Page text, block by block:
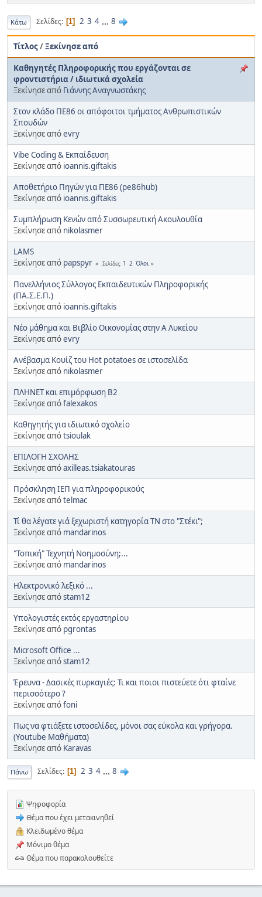
Κάτω Σελίδες 1 2 3 4 ... 8
Τίτλος/Ξεκίνησε από
Καθηγητές Πληροφορικής που εργάζονται σε
φροντιστήρια / ιδιωτικά σχολεία
Ξεκίνησε από Γιάννης Αναγνωστάκης
Στον κλάδο ΠΕ86 οι απόφοιτοι τμήματος Ανθρωπιστικών
Σπουδών
Ξεκίνησε απόevry
Vibe Coding & Εκπαίδευση
Ξεκίνησε από ioannis.giftakis
Αποθετήριο Πηγών για ΠΕ86 (pe86hub)
Ξεκίνησε από ioannis.giftakis
Συμπλήρωση Κενών από Συσσωρευτική Ακουλουθία
Ξεκίνησε από nikolasmer
LAMS
Ξεκίνησε από papspyr Σελίδες 1 2 Όλοι
Πανελλήνιος Σύλλογος Εκπαιδευτικών Πληροφορικής
(ΠΑ.Σ.Ε.Π.)
Ξεκίνησε από ioannis.giftakis
Νέο μάθημα και Βιβλίο Οικονομίας στην Α Λυκείου
Ξεκίνησε απόevry
Ανέβασμα Κουίζ του Hot potatoes σε ιστοσελίδα
Ξεκίνησε από nikolasmer
ΠΛΗΝΕΤ και επιμόρφωση Β2
Ξεκίνησε απόfalexakos
Καθηγητής για ιδιωτικό σχολείο
Ξεκίνησε απόtsioulak
ΕΠΙΛΟΓΗ ΣΧΟΛΗΣ
Ξεκίνησε απόaxilleas.tsiakatouras
Πρόσκληση ΙΕΠ για πληροφορικούς
Ξεκίνησε απόtelmac
Τί θα λέγατε γιά ξεχωριστή κατηγορία ΤΝ στο "Στέκι";
Ξεκίνησε από mandarinos
"Τοπική" Τεχνητή Νοημοσύνη;...
Ξεκίνησε από mandarinos
Ηλεκτρονικό λεξικό ...
Ξεκίνησε απόstam12
Υπολογιστές εκτός εργαστηρίου
Ξεκίνησε από pgrontas
Microsoft Office ...
Ξεκίνησε απόstam12
Έρευνα - Δασικές πυρκαγιές: Τι και ποιοι πιστεύετε ότι φταίνε
περισσότερο ?
Ξεκίνησε απόfoni
Πως να φτιάξετε ιστοσελίδες, μόνοι σας εύκολα και γρήγορα.
(Youtube Μαθήματα)
Ξεκίνησε από Karavas
Πάνω Σελίδες 1 2 3 4 ... 8
Ψηφοφορία
Θέμα που έχει μετακινηθεί
Κλειδωμένο θέμα
Μόνιμο θέμα
Θέμα που παρακολουθείτε